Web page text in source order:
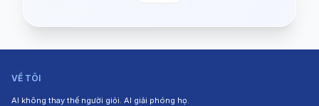
VỀ TÔI
AI không thay thế người giỏi. AI giải phóng họ.